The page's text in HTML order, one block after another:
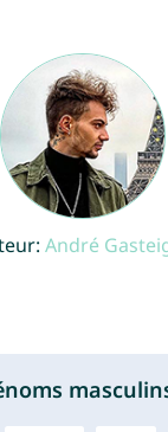
André